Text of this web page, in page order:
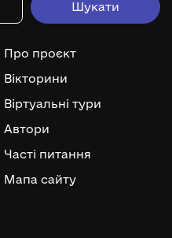
Про проєкт
Вікторини
Віртуальні тури
Автори
Часті питання
Мапа сайту